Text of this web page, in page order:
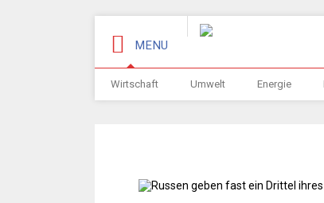
MENU
Wirtschaft Umwelt Energie